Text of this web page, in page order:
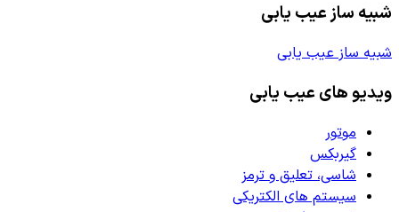
شبیه ساز عیب یابی
شبیه ساز عیب یابی
ویدیو های عیب یابی
موتور
گیربکس
شاسی، تعلیق و ترمز
سیستم های الکتریکی